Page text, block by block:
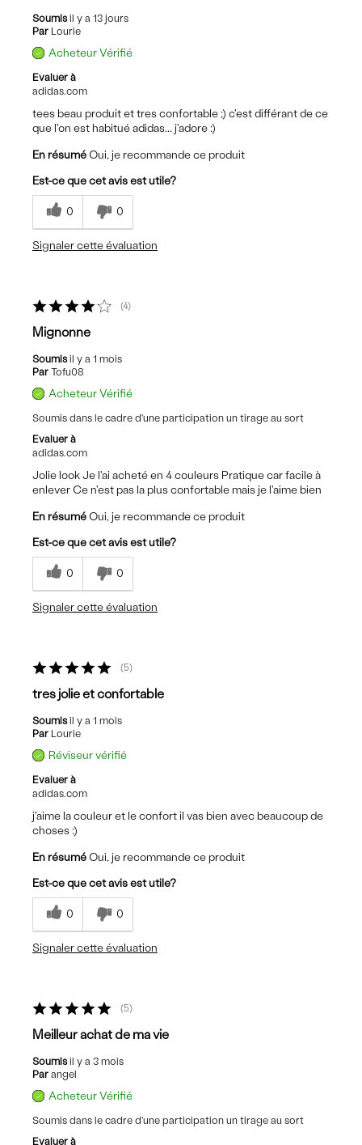
Soumisil y a 13 jours
Par Lourie
Acheteur Vérifié
Evaluer à
adidas.com
tees beau produit et tres confortable ;) c'est différant de ce
que l'on est habitué adidas... j'adore :)
En résumé Oui, je recommande ce produit
Est-ce que cet avis est utile?
0 0
Signaler cette évaluation
4
Mignonne
Soumisil y a 1 mois
Par Tofu08
Acheteur Vérifié
Soumis dans le cadre d'une participation un tirage au sort
Evaluer à
adidas.com
Jolie look Je l'ai acheté en 4 couleurs Pratique car facile à
enlever Ce n'est pas la plus confortable mais je l'aime bien
En résumé Oui, je recommande ce produit
Est-ce que cet avis est utile?
0 0
Signaler cette évaluation
5
tres jolie et confortable
Soumisil y a 1 mois
Par Lourie
Réviseur vérifié
Evaluer à
adidas.com
j'aime la couleur et le confort il vas bien avec beaucoup de
choses :)
En résumé Oui, je recommande ce produit
Est-ce que cet avis est utile?
0 0
Signaler cette évaluation
5
Meilleur achat de ma vie
Soumisil y a 3 mois
Par angel
Acheteur Vérifié
Soumis dans le cadre d'une participation un tirage au sort
Evaluer à